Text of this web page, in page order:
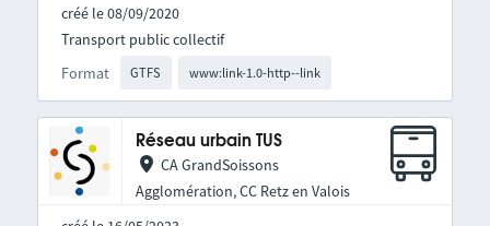
créé le 08/09/2020
Format GTFS www:link-1.0-http--link
Transport public collectif
Réseau urbain TUS
CA GrandSoissons
Agglomération, CC Retz en Valois